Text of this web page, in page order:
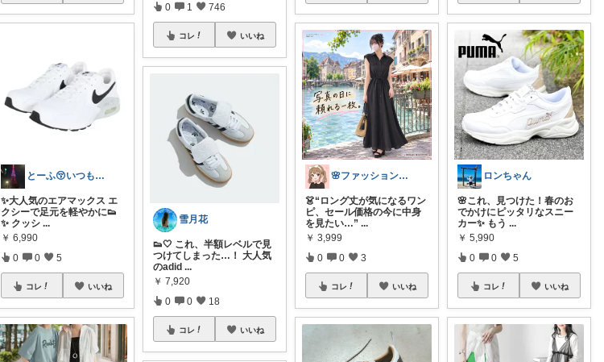
とーふ😚いつもご購入感謝です🙇
✨大人気のエアマックス エ
クシーで足元を軽やかに👟
✨ クッシ ...
￥ 6,990
0 0 5
コレ いいね
0 1 746
コレ いいね
雪月花
👟🤍 これ、半額レベルで見
つけてしまった…！ 大人気
のadid ...
￥ 7,920
0 0 18
コレ いいね
🌸ファッションハナコの可愛さラボ🌸
👗“ロング丈が気になるワン
ピ、セール価格の今に中身
を見たい…” ...
￥ 3,999
0 0 3
コレ いいね
ロンちゃん
🌸これ、見つけた！春のお
でかけにピッタリなスニー
カー✨ もう ...
￥ 5,990
0 0 5
コレ いいね